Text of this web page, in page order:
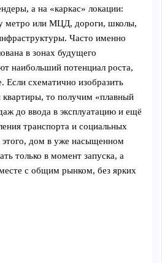
а на «каркас» локации:
метро или МЦД, дороги, школы,
Часто именно
в зонах будущего
наибольший потенциал роста,
Если схематично изобразить
квартиры, то получим «плавный
до ввода в эксплуатацию и ещё
транспорта и социальных
этого, дом в уже насыщенном
только в момент запуска, а
с общим рынком, без ярких